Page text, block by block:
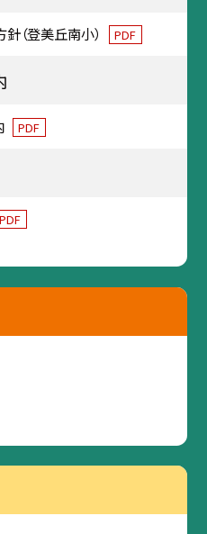
（登美丘南小） PDF
PDF
PDF